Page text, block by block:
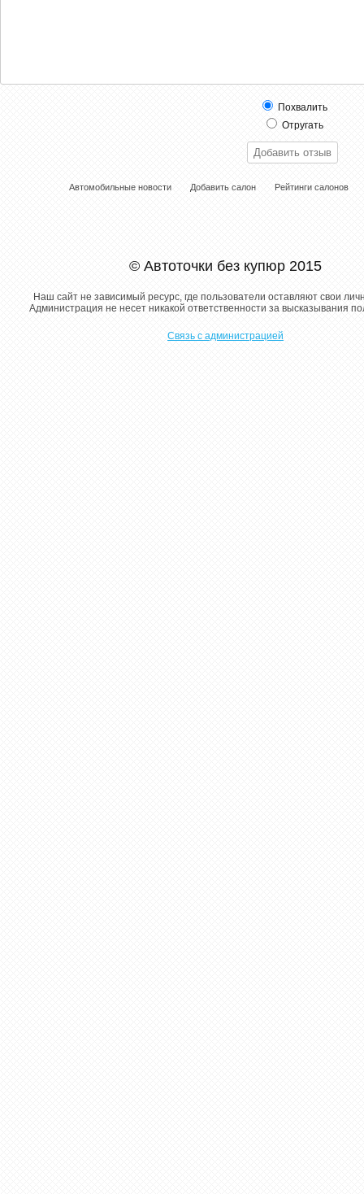
Похвалить
Отругать
Автомобильные новости Добавить салон Рейтинги салонов
© Автоточки без купюр 2015
Наш сайт не зависимый ресурс, где пользователи оставляют свои
Администрация не несет никакой ответственности за высказывания
Связь с администрацией